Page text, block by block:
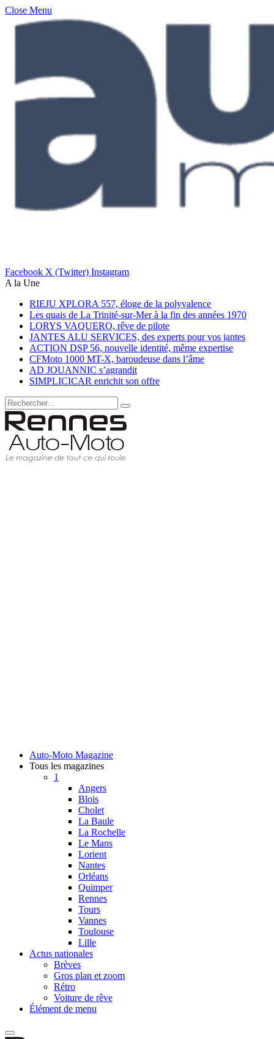
Close Menu
Facebook X (Twitter) Instagram
A la Une
RIEJU XPLORA 557, éloge de la polyvalence
Les quais de La Trinité-sur-Mer à la fin des années 1970
LORYS VAQUERO, rêve de pilote
JANTES ALU SERVICES, des experts pour vos jantes
ACTION DSP 56, nouvelle identité, même expertise
CFMoto 1000 MT-X, baroudeuse dans l’âme
AD JOUANNIC s’agrandit
SIMPLICICAR enrichit son offre
Auto-Moto Magazine
Tous les magazines
1
Angers
Blois
Cholet
La Baule
La Rochelle
Le Mans
Lorient
Nantes
Orléans
Quimper
Rennes
Tours
Vannes
Toulouse
Lille
Actus nationales
Brèves
Gros plan et zoom
Rétro
Voiture de rêve
Élément de menu